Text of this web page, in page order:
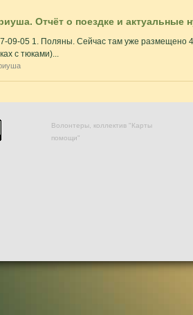
Отчёт о поездке и актуальные
09-05 1. Поляны. Сейчас там уже размещено
с тюками)...
Волонтеры, коллектив "Карты
помощи"